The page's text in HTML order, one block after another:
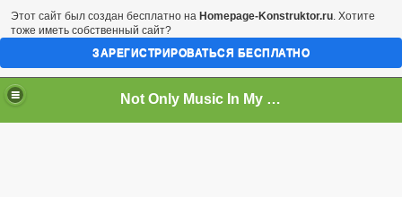
Not Only Music In My Life...
Этот сайт был создан бесплатно на Homepage-Konstruktor.ru. Хотите
тоже иметь собственный сайт?
ЗАРЕГИСТРИРОВАТЬСЯ БЕСПЛАТНО